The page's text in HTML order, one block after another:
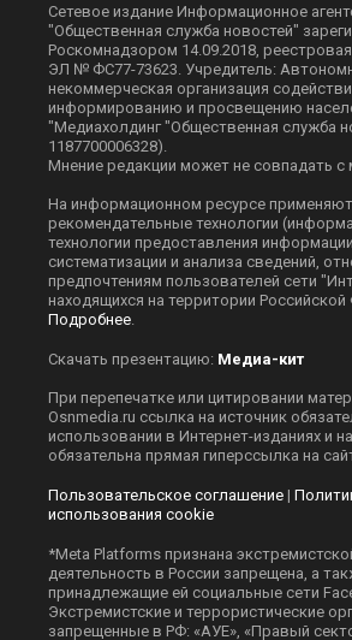
Сетевое издание Информационное
"Общественная служба новостей"
Роскомнадзором 14.09.2018,
ЭЛ № ФС77-73623. Учредитель:
некоммерческая организация
информированию и просвещению
"Медиахолдинг "Общественная служба
1187700006328).
Мнение редакции может не совпадать с
На информационном ресурсе
рекомендательные технологии
технологии предоставления
систематизации и анализа сведений,
предпочтениям пользователей сети
находящихся на территории Российской
Подробнее
Скачать презентацию: Медиа-кит
При перепечатке или цитировании
Оsnmedia.ru ссылка на источник
использовании в Интернет-изданиях и
обязательна прямая гиперссылка на
Пользовательское соглашение |
использования cookie
*Meta Platforms признана
деятельность в России запрещена, а
принадлежащие ей социальные сети
Экстремистские и террористические
запрещенные в РФ: «АУЕ», «Правый